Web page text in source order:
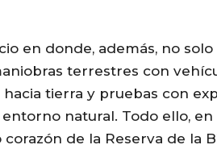
en donde, además, no
terrestres con
tierra y pruebas con
natural. Todo ello,
de la Reserva de la